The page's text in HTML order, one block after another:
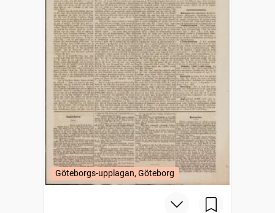
Göteborgs-upplagan, Göteborg